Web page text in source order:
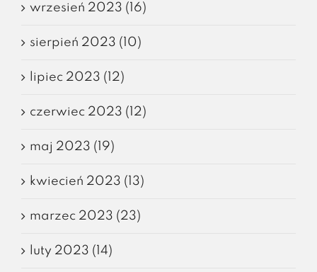
wrzesień 2023 (16)
sierpień 2023 (10)
lipiec 2023 (12)
czerwiec 2023 (12)
maj 2023 (19)
kwiecień 2023 (13)
marzec 2023 (23)
luty 2023 (14)